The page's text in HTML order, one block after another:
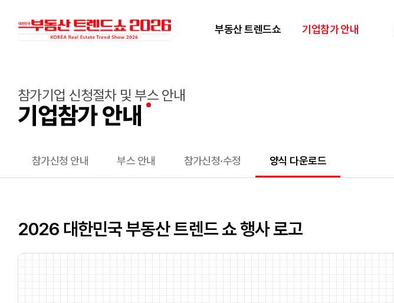
부동산 트렌드쇼 기업참가 안내
참가기업 신청절차 및 부스 안내
기업참가 안내
참가신청 안내 부스 안내 참가신청·수정 양식 다운로드
2026 대한민국 부동산 트렌드 쇼 행사 로고